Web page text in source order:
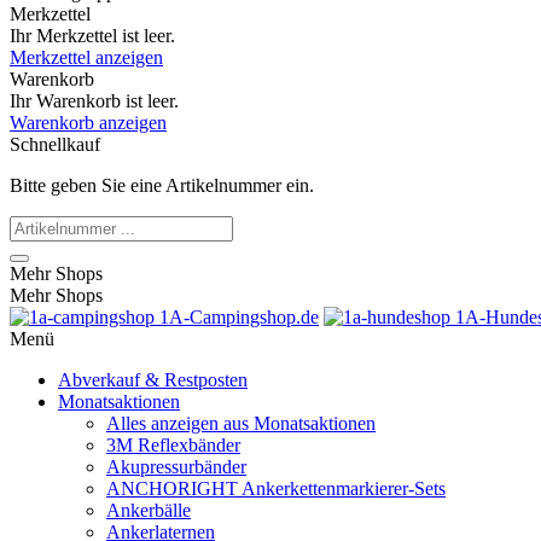
Merkzettel
Ihr Merkzettel ist leer.
Merkzettel anzeigen
Warenkorb
Ihr Warenkorb ist leer.
Warenkorb anzeigen
Schnellkauf
Bitte geben Sie eine Artikelnummer ein.
Mehr Shops
Mehr Shops
1A-Campingshop.de
1A-
Menü
Abverkauf & Restposten
Monatsaktionen
Alles anzeigen aus Monatsaktionen
3M Reflexbänder
Akupressurbänder
ANCHORIGHT Ankerkettenmarkierer-Sets
Ankerbälle
Ankerlaternen